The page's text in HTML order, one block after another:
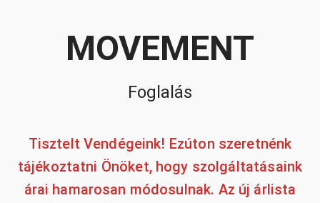
MOVEMENT
Foglalás
Tisztelt Vendégeink! Ezúton szeretnénk
tájékoztatni Önöket, hogy szolgáltatásaink
árai hamarosan módosulnak. Az új árlista